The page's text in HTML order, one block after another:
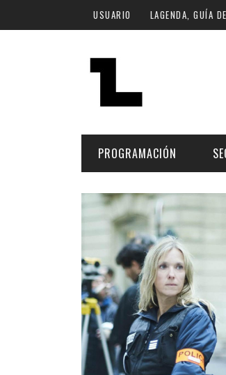
Pasar al contenido principal
USUARIO LAGENDA, GUÍA
PROGRAMACIÓN
FECHA
Hoy
Plan Finde